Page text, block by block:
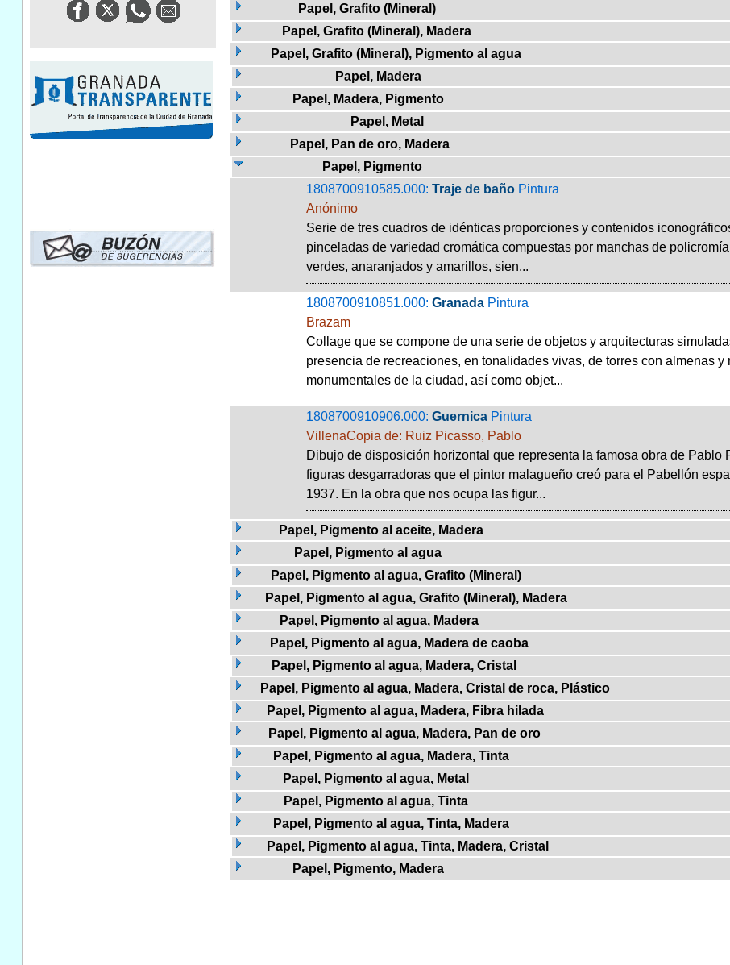
Papel, Grafito (Mineral)
Papel, Grafito (Mineral), Madera
Papel, Grafito (Mineral), Pigmento al agua
Papel, Madera
Papel, Madera, Pigmento
Papel, Metal
Papel, Pan de oro, Madera
Papel, Pigmento
1808700910585.000: Traje de baño Pintura
Anónimo
Serie de tres cuadros de idénticas proporciones y contenidos
pinceladas de variedad cromática compuestas por manchas de
verdes, anaranjados y amarillos, sien...
1808700910851.000: Granada Pintura
Brazam
Collage que se compone de una serie de objetos y arquitecturas
presencia de recreaciones, en tonalidades vivas, de torres con almenas
monumentales de la ciudad, así como objet...
1808700910906.000: Guernica Pintura
VillenaCopia de: Ruiz Picasso, Pablo
Dibujo de disposición horizontal que representa la famosa obra de
figuras desgarradoras que el pintor malagueño creó para el Pabellón
1937. En la obra que nos ocupa las figur...
Papel, Pigmento al aceite, Madera
Papel, Pigmento al agua
Papel, Pigmento al agua, Grafito (Mineral)
Papel, Pigmento al agua, Grafito (Mineral), Madera
Papel, Pigmento al agua, Madera
Papel, Pigmento al agua, Madera de caoba
Papel, Pigmento al agua, Madera, Cristal
Papel, Pigmento al agua, Madera, Cristal de roca, Plástico
Papel, Pigmento al agua, Madera, Fibra hilada
Papel, Pigmento al agua, Madera, Pan de oro
Papel, Pigmento al agua, Madera, Tinta
Papel, Pigmento al agua, Metal
Papel, Pigmento al agua, Tinta
Papel, Pigmento al agua, Tinta, Madera
Papel, Pigmento al agua, Tinta, Madera, Cristal
Papel, Pigmento, Madera